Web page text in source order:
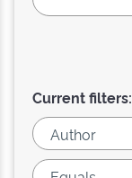
Current filters: